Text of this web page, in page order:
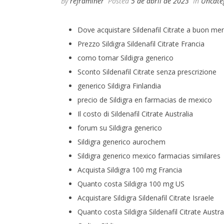
Dove acquistare Sildenafil Citrate a buon
Prezzo Sildigra Sildenafil Citrate Francia
como tomar Sildigra generico
Sconto Sildenafil Citrate senza prescrizione
generico Sildigra Finlandia
precio de Sildigra en farmacias de mexico
Il costo di Sildenafil Citrate Australia
forum su Sildigra generico
Sildigra generico aurochem
Sildigra generico mexico farmacias similares
Acquista Sildigra 100 mg Francia
Quanto costa Sildigra 100 mg US
Acquistare Sildigra Sildenafil Citrate Israele
Quanto costa Sildigra Sildenafil Citrate